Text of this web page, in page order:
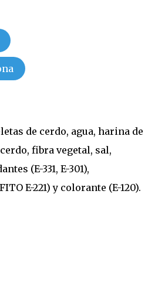
de cerdo, agua, harina de
fibra vegetal, sal,
(E-331, E-301),
E-221) y colorante (E-120).